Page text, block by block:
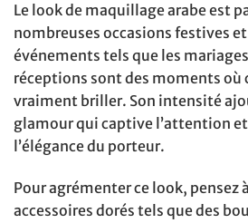
Le look de maquillage arabe est
nombreuses occasions festives
événements tels que les
réceptions sont des moments où
vraiment briller. Son intensité
glamour qui captive l’attention
l’élégance du porteur.
Pour agrémenter ce look, pensez
accessoires dorés tels que des